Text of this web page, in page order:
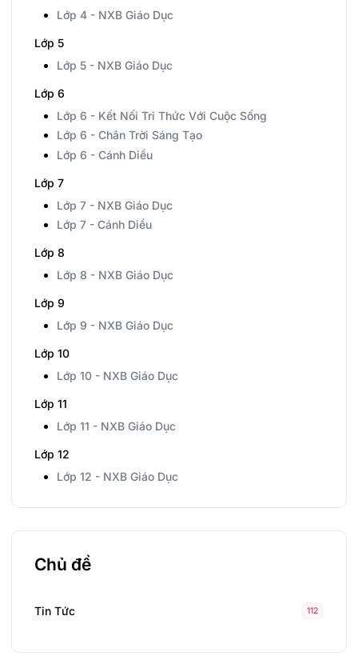
Lớp 4 - NXB Giáo Dục
Lớp 5
Lớp 5 - NXB Giáo Dục
Lớp 6
Lớp 6 - Kết Nối Tri Thức Với Cuộc Sống
Lớp 6 - Chân Trời Sáng Tạo
Lớp 6 - Cánh Diều
Lớp 7
Lớp 7 - NXB Giáo Dục
Lớp 7 - Cánh Diều
Lớp 8
Lớp 8 - NXB Giáo Dục
Lớp 9
Lớp 9 - NXB Giáo Dục
Lớp 10
Lớp 10 - NXB Giáo Dục
Lớp 11
Lớp 11 - NXB Giáo Dục
Lớp 12
Lớp 12 - NXB Giáo Dục
Chủ đề
Tin Tức 112